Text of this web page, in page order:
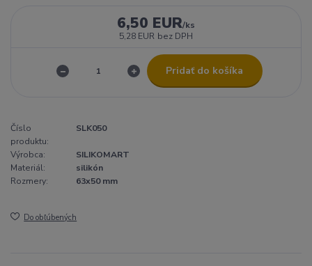
6,50 EUR/ks
5,28 EUR bez DPH
Pridať do košíka
Číslo
produktu:
SLK050
Výrobca:
SILIKOMART
Materiál:
silikón
Rozmery:
63x50 mm
Do obľúbených